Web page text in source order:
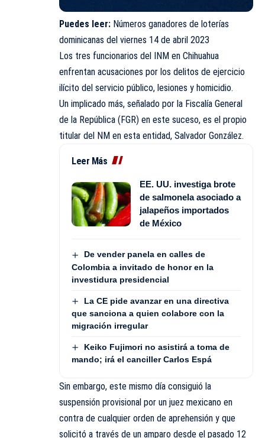
Puedes leer: Números ganadores de loterías
dominicanas del viernes 14 de abril 2023
Los tres funcionarios del INM en Chihuahua
enfrentan acusaciones por los delitos de ejercicio
ilícito del servicio público, lesiones y homicidio.
Un implicado más, señalado por la Fiscalía General
de la República (FGR) en este suceso, es el propio
titular del NM en esta entidad, Salvador González.
Leer Más
EE. UU. investiga brote
de salmonela asociado a
jalapeños importados
de México
De vender panela en calles de
Colombia a invitado de honor en la
investidura presidencial
La CE pide avanzar en una directiva
que sanciona a quien colabore con la
migración irregular
Keiko Fujimori no asistirá a toma de
mando; irá el canciller Carlos Espá
Sin embargo, este mismo día consiguió la
suspensión provisional por un juez mexicano en
contra de cualquier orden de aprehensión y que
solicitó a través de un amparo desde el pasado 12